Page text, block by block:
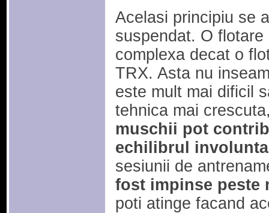
Acelasi principiu se
suspendat. O
complexa decat o
TRX. Asta nu
este mult mai dificil
tehnica mai
muschii pot
echilibrul
sesiunii de
fost impinse peste
poti atinge facand